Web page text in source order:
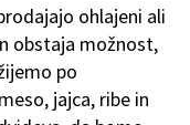
ohlajeni ali
obstaja možnost,
po
jajca, ribe in